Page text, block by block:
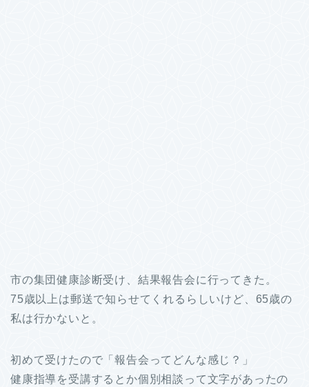
市の集団健康診断受け、結果報告会に行ってきた。
75歳以上は郵送で知らせてくれるらしいけど、65歳の
私は行かないと。
初めて受けたので「報告会ってどんな感じ？」
健康指導を受講するとか個別相談って文字があったの